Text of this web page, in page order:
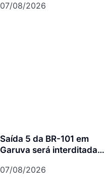
Nass
07/08/2026
Saída 5 da BR-101 em
Garuva será interditada
07/08/2026